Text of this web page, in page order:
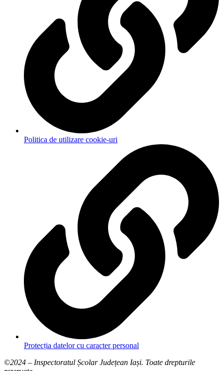
Politica de utilizare cookie-uri
Protecția datelor cu caracter personal
©2024 – Inspectoratul Școlar Județean Iași. Toate drepturile